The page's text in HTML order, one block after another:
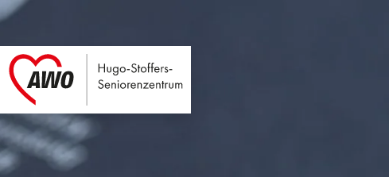
Hugo-Stoffers-